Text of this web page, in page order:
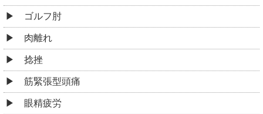
ゴルフ肘
肉離れ
捻挫
筋緊張型頭痛
眼精疲労